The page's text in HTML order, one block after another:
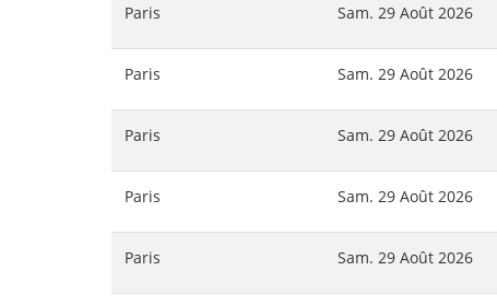
Paris Sam. 29 Août 2026
Paris Sam. 29 Août 2026
Paris Sam. 29 Août 2026
Paris Sam. 29 Août 2026
Paris Sam. 29 Août 2026